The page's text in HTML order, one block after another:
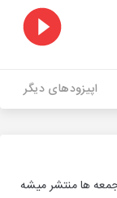
اپیزودهای دیگر
ها منتشر میشه